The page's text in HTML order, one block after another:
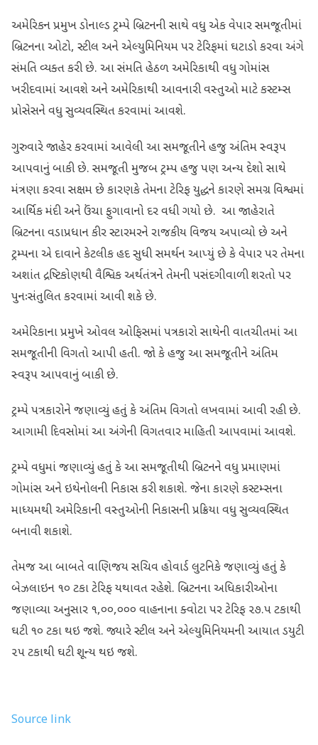
અમેરિકન પ્રમુખ ડોનાલ્ડ ટ્રમ્પે બ્રિટનની સાથે વધુ એક વેપાર સમજૂતીમાં
બ્રિટનના ઓટો, સ્ટીલ અને એલ્યુમિનિયમ પર ટેરિફમાં ઘટાડો કરવા અંગે
સંમતિ વ્યક્ત કરી છે. આ સંમતિ હેઠળ અમેરિકાથી વધુ ગોમાંસ
ખરીદવામાં આવશે અને અમેરિકાથી આવનારી વસ્તુઓ માટે કસ્ટમ્સ
પ્રોસેસને વધુ સુવ્યવસ્થિત કરવામાં આવશે.
ગુરુવારે જાહેર કરવામાં આવેલી આ સમજૂતીને હજુ અંતિમ સ્વરૂપ
આપવાનું બાકી છે. સમજૂતી મુજબ ટ્રમ્પ હજુ પણ અન્ય દેશો સાથે
મંત્રણા કરવા સક્ષમ છે કારણકે તેમના ટેરિફ યુદ્ધને કારણે સમગ્ર વિશ્વમાં
આર્થિક મંદી અને ઉંચા ફુગાવાનો દર વધી ગયો છે. આ જાહેરાતે
બ્રિટનના વડાપ્રધાન કીર સ્ટારમરને રાજકીય વિજય અપાવ્યો છે અને
ટ્રમ્પના એ દાવાને કેટલીક હદ સુધી સમર્થન આપ્યું છે કે વેપાર પર તેમના
અશાંત દ્રષ્ટિકોણથી વૈશ્વિક અર્થતંત્રને તેમની પસંદગીવાળી શરતો પર
પુનઃસંતુલિત કરવામાં આવી શકે છે.
અમેરિકાના પ્રમુખે ઓવલ ઓફિસમાં પત્રકારો સાથેની વાતચીતમાં આ
સમજૂતીની વિગતો આપી હતી. જો કે હજુ આ સમજૂતીને અંતિમ
સ્વરૂપ આપવાનું બાકી છે.
ટ્રમ્પે પત્રકારોને જણાવ્યું હતું કે અંતિમ વિગતો લખવામાં આવી રહી છે.
આગામી દિવસોમાં આ અંગેની વિગતવાર માહિતી આપવામાં આવશે.
ટ્રમ્પે વધુમાં જણાવ્યું હતું કે આ સમજૂતીથી બ્રિટનને વધુ પ્રમાણમાં
ગોમાંસ અને ઇથેનોલની નિકાસ કરી શકાશે. જેના કારણે કસ્ટમ્સના
માધ્યમથી અમેરિકાની વસ્તુઓની નિકાસની પ્રક્રિયા વધુ સુવ્યવસ્થિત
બનાવી શકાશે.
તેમજ આ બાબતે વાણિજય સચિવ હોવાર્ડ લુટનિકે જણાવ્યું હતું કે
બેઝલાઇન ૧૦ ટકા ટેરિફ યથાવત રહેશે. બ્રિટનના અધિકારીઓના
જણાવ્યા અનુસાર ૧,૦૦,૦૦૦ વાહનાના ક્વોટા પર ટેરિફ ૨૭.૫ ટકાથી
ઘટી ૧૦ ટકા થઇ જશે. જ્યારે સ્ટીલ અને એલ્યુમિનિયમની આયાત ડયુટી
૨૫ ટકાથી ઘટી શૂન્ય થઇ જશે.
Source link